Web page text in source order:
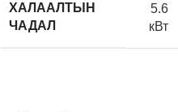
ХАЛААЛТЫН
ЧАДАЛ
5.6
кВт